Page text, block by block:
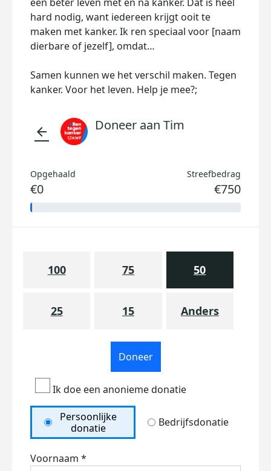
hard nodig, want iedereen krijgt ooit te
maken met kanker. Ik ren speciaal voor [naam
dierbare of jezelf], omdat…
Samen kunnen we het verschil maken. Tegen
kanker. Voor het leven. Help je mee?;
arrow_back Doneer aan Tim
Opgehaald
€0
Streefbedrag
€750
100 75 50
25 15 Anders
Doneer
Ik doe een anonieme donatie
Persoonlijke
donatie
Bedrijfsdonatie
Voornaam *